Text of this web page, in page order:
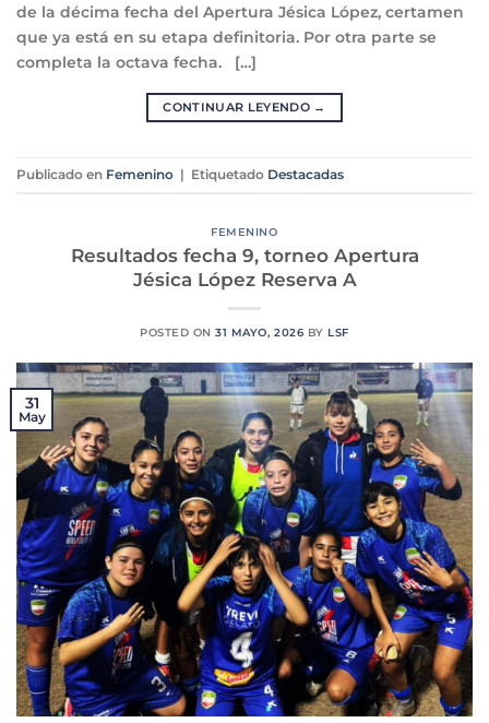
de la décima fecha del Apertura Jésica López, certamen
que ya está en su etapa definitoria. Por otra parte se
completa la octava fecha. […]
CONTINUAR LEYENDO →
Publicado en Femenino Etiquetado Destacadas
FEMENINO
Resultados fecha 9, torneo Apertura
Jésica López Reserva A
POSTED ON31 MAYO, 2026 BY LSF
31
May